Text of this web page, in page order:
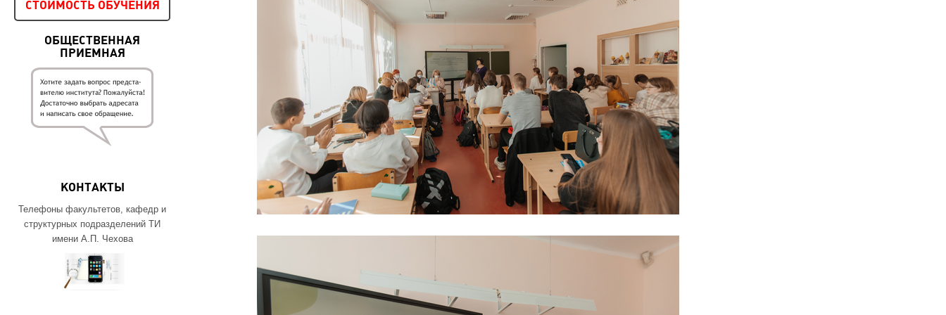
СТОИМОСТЬ ОБУЧЕНИЯ
ОБЩЕСТВЕННАЯ
ПРИЕМНАЯ
КОНТАКТЫ
Телефоны факультетов, кафедр и
структурных подразделений ТИ
имени А.П. Чехова